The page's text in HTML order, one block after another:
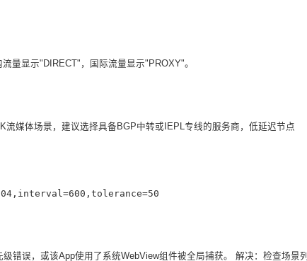
量显示"DIRECT"，国际流量显示"PROXY"。
媒体场景，建议选择具备BGP中转或IEPL专线的服务商，低延迟节点
错误，或该App使用了系统WebView组件被全局捕获。 解决：检查场景列